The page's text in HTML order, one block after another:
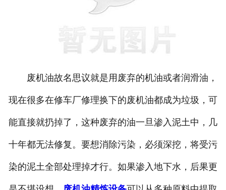
资质荣誉
联系我们
废机油故名思议就是用废弃的机油或者润滑油，
现在很多在修车厂修理换下的废机油都成为垃圾，可
能直接就扔掉了，这种废弃的油一旦渗入泥土中，几
十年都无法修复。要想消除污染，必须深挖，将受污
染的泥土全部处理掉才行。如果渗入地下水，后果更